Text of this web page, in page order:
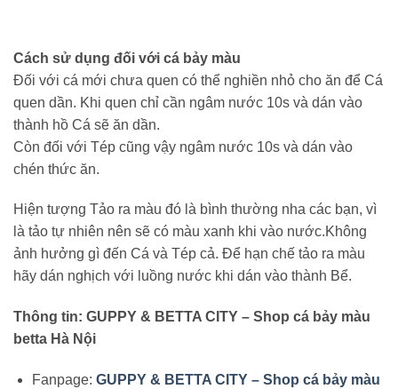
Cách sử dụng đối với cá bảy màu
Đối với cá mới chưa quen có thể nghiền nhỏ cho ăn để Cá
quen dần. Khi quen chỉ cần ngâm nước 10s và dán vào
thành hồ Cá sẽ ăn dần.
Còn đối với Tép cũng vậy ngâm nước 10s và dán vào
chén thức ăn.
Hiện tượng Tảo ra màu đó là bình thường nha các bạn, vì
là tảo tự nhiên nên sẽ có màu xanh khi vào nước.Không
ảnh hưởng gì đến Cá và Tép cả. Để hạn chế tảo ra màu
hãy dán nghịch với luồng nước khi dán vào thành Bể.
Thông tin: GUPPY & BETTA CITY – Shop cá bảy màu
betta Hà Nội
Fanpage: GUPPY & BETTA CITY – Shop cá bảy màu